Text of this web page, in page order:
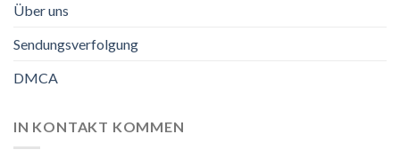
Über uns
Sendungsverfolgung
DMCA
IN KONTAKT KOMMEN